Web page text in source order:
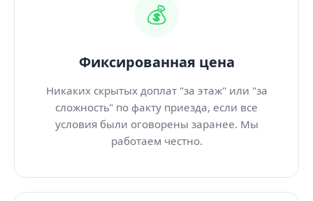
💰
Фиксированная цена
Никаких скрытых доплат "за этаж" или "за
сложность" по факту приезда, если все
условия были оговорены заранее. Мы
работаем честно.